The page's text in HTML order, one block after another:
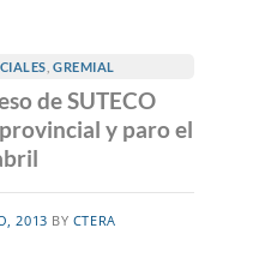
,GREMIAL
de SUTECO
y paro el
2013 BY CTERA